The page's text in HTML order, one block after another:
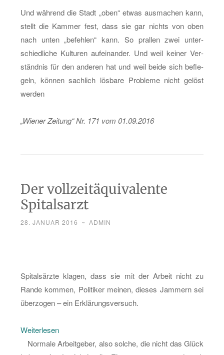
Und wäh­rend die Stadt „oben“ etwas aus­ma­chen kann,
stellt die Kam­mer fest, dass sie gar nichts von oben
nach unten „be­feh­len“ kann. So pral­len zwei un­ter­
schied­li­che Kul­tu­ren auf­ein­an­der. Und weil kei­ner Ver­
ständ­nis für den an­de­ren hat und weil beide sich be­fle­
geln, kön­nen sach­lich lös­ba­re Pro­ble­me nicht ge­löst
wer­den
„Wie­ner Zei­tung“ Nr. 171 vom 01.09.2016
Der vollzeitäquivalente
Spitalsarzt
28. JANUAR 2016 ~ ADMIN
Spi­tals­ärz­te kla­gen, dass sie mit der Ar­beit nicht zu
Rande kom­men, Po­li­ti­ker mei­nen, die­ses Jam­mern sei
über­zo­gen – ein Er­klä­rungs­ver­such.
Wei­ter­le­sen:
Der
Nor­ma­le Ar­beit­ge­ber, also sol­che, die nicht das Glück